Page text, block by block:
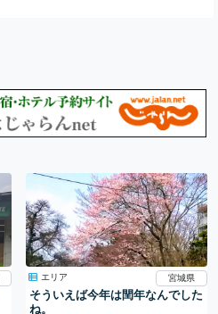
エリア 宮城県
そういえば今年は閏年なんでした
ね。